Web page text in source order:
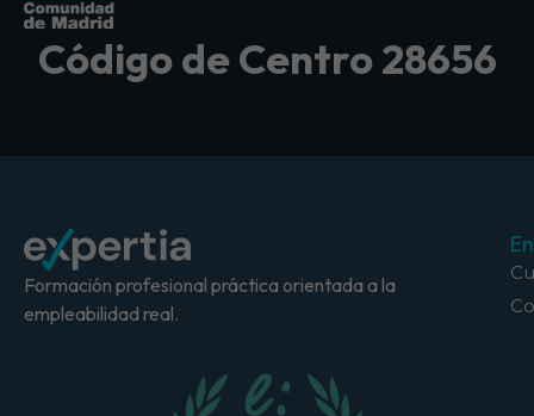
Código de Centro 28656
Formación profesional práctica orientada a la
empleabilidad real.